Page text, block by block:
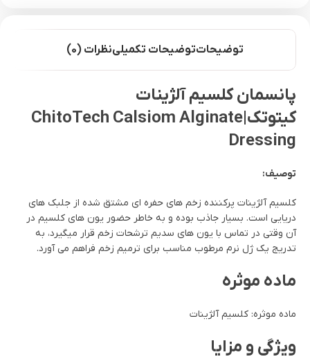
توضیحاتتوضیحات تکمیلینظرات (0)
پانسمان کلسیم آلژینات
کیتوتک|ChitoTech Calsiom Alginate
Dressing
توصیف:
کلسیم آلژینات پرکننده زخم های حفره ای مشتق شده از جلبک های
دریایی است. بسیار جاذب بوده و به خاطر حضور یون های کلسیم در
آن وقتی در تماس با یون های سدیم ترشحات زخم قرار میگیرد، به
تدریج یک ژل نرم مرطوب مناسب برای ترمیم زخم فراهم می آورد.
ماده موثره
ماده موثره: کلسیم آلژینات
ویژگی و مزایا